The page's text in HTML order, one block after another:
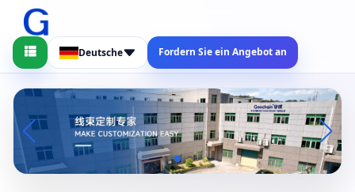
Deutsche Fordern Sie ein Angebot an